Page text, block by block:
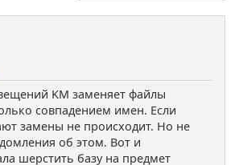
KM заменяет файлы
совпадением имен. Если
замены не происходит. Но не
об этом. Вот и
шерстить базу на предмет